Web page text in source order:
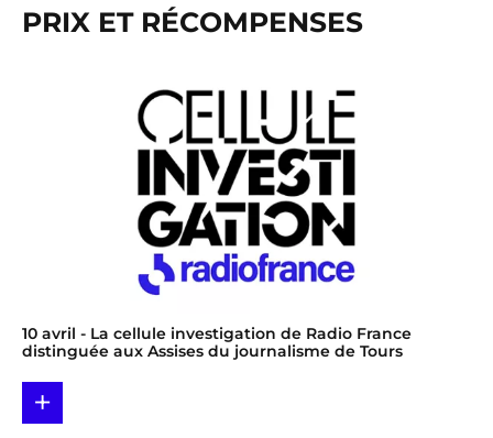
PRIX ET RÉCOMPENSES
10 avril - La cellule investigation de Radio France
distinguée aux Assises du journalisme de Tours
+